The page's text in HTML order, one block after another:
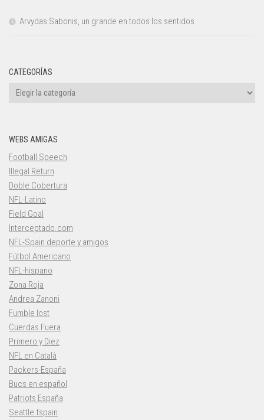
Arvydas Sabonis, un grande en todos los sentidos
CATEGORÍAS
Categorías
WEBS AMIGAS
Football Speech
Illegal Return
Doble Cobertura
NFL-Latino
Field Goal
Interceptado.com
NFL-Spain deporte y amigos
Fútbol Americano
NFL-hispano
Zona Roja
Andrea Zanoni
Fumble lost
Cuerdas Fuera
Primero y Diez
NFL en Català
Packers-España
Bucs en español
Patriots España
Seattle fspain